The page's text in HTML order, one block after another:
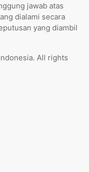
jawab atas
dialami secara
yang diambil
All rights